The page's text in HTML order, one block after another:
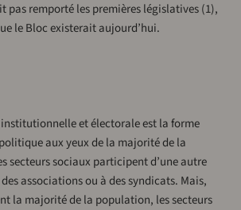
pas remporté les premières législatives (1),
le Bloc existerait aujourd’hui.
et électorale est la forme
aux yeux de la majorité de la
secteurs sociaux participent d’une autre
associations ou à des syndicats. Mais,
la majorité de la population, les secteurs